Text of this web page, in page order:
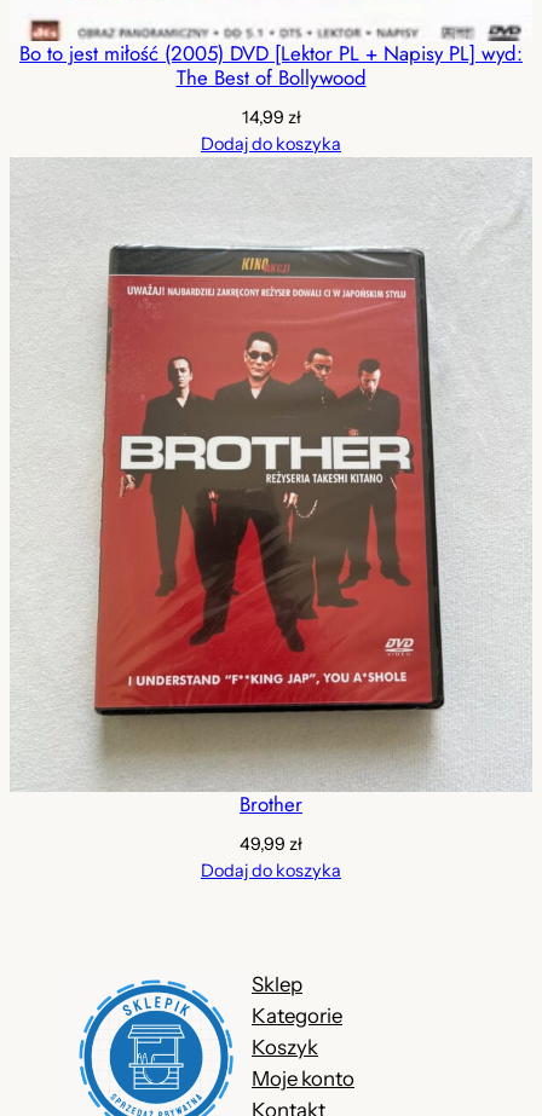
Bo to jest miłość (2005) DVD [Lektor PL + Napisy PL] wyd:
The Best of Bollywood
14,99 zł
Dodaj do koszyka
Brother
49,99 zł
Dodaj do koszyka
Sklep
Kategorie
Koszyk
Moje konto
Kontakt